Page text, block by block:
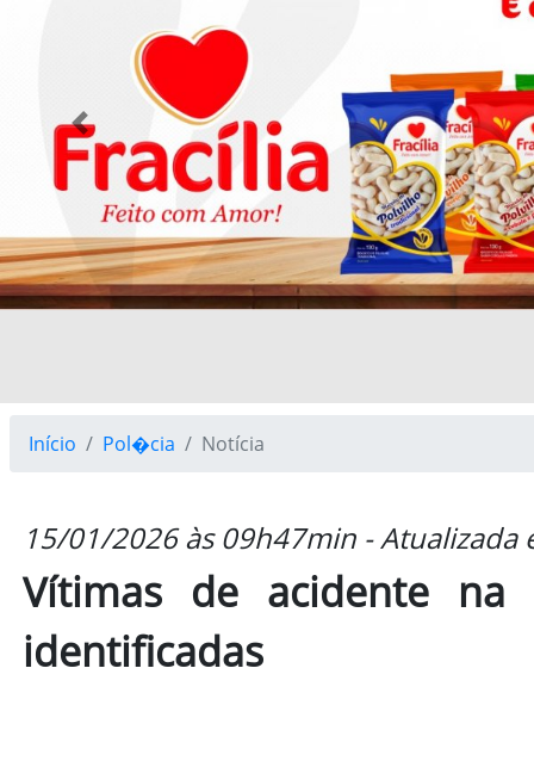
Previous
Início Pol�cia Notícia
15/01/2026 às 09h47min -
Vítimas de acidente na
identificadas